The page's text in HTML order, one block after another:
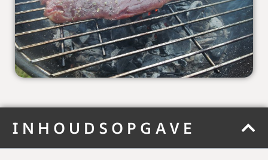
INHOUDSOPGAVE